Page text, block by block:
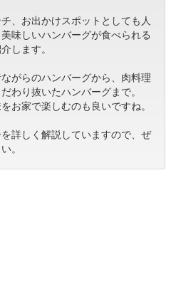
、お出かけスポットとしても人
味しいハンバーグが食べられる
します。
がらのハンバーグから、肉料理
わり抜いたハンバーグまで。
お家で楽しむのも良いですね。
詳しく解説していますので、ぜ
。